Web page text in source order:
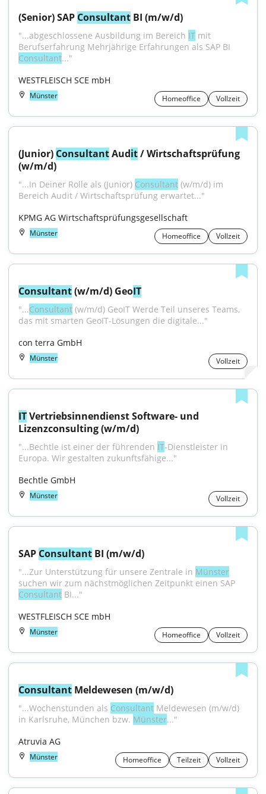
(Senior) SAP Consultant BI (m/w/d)
"...abgeschlossene Ausbildung im Bereich IT mit
Consultant..."
WESTFLEISCH SCE mbH
Münster Homeoffice Vollzeit
(Junior) Consultant Audit / Wirtschaftsprüfung
(w/m/d)
"...In Deiner Rolle als (Junior) Consultant (w/m/d) im
Bereich Audit / Wirtschaftsprüfung erwartet..."
KPMG AG Wirtschaftsprüfungsgesellschaft
Münster Homeoffice Vollzeit
Consultant (w/m/d) GeoIT
"...Consultant (w/m/d) GeoIT Werde Teil unseres Teams,
das mit smarten GeoIT-Lösungen die digitale..."
con terra GmbH
Münster Vollzeit
IT Vertriebsinnendienst Software- und
Lizenzconsulting (w/m/d)
"...Bechtle ist einer der führenden IT-Dienstleister in
Europa. Wir gestalten zukunftsfähige..."
Bechtle GmbH
Münster Vollzeit
SAP Consultant BI (m/w/d)
"...Zur Unterstützung für unsere Zentrale in Münster
Consultant BI..."
WESTFLEISCH SCE mbH
Münster Homeoffice Vollzeit
Consultant Meldewesen (m/w/d)
"...Wochenstunden als Consultant Meldewesen (m/w/d)
in Karlsruhe, München bzw. Münster..."
Atruvia AG
Münster Homeoffice Teilzeit Vollzeit